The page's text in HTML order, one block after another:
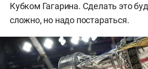
Кубком Гагарина. Сделать это
сложно, но надо постараться.